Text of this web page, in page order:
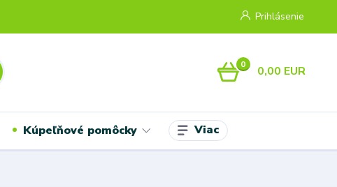
Prihlásenie
0 0,00 EUR
Kúpeľňové pomôcky Viac